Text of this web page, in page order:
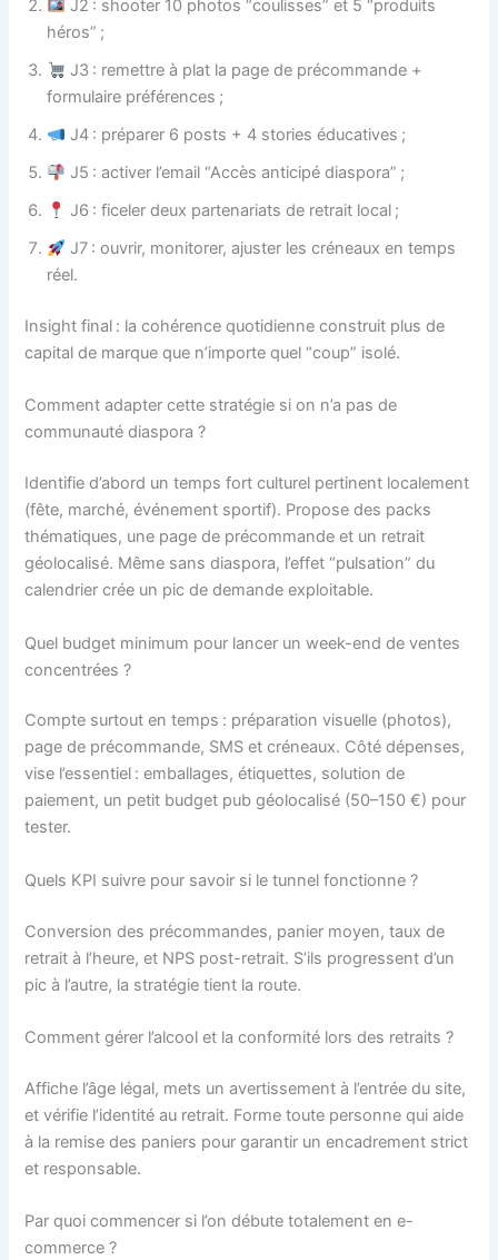
J2 : shooter 10 photos “coulisses” et 5 “produits
héros” ;
J3 : remettre à plat la page de précommande +
formulaire préférences ;
J4 : préparer 6 posts + 4 stories éducatives ;
J5 : activer l’email “Accès anticipé diaspora” ;
J6 : ficeler deux partenariats de retrait local ;
J7 : ouvrir, monitorer, ajuster les créneaux en temps
réel.
Insight final : la cohérence quotidienne construit plus de
capital de marque que n’importe quel “coup” isolé.
Comment adapter cette stratégie si on n’a pas de
communauté diaspora ?
Identifie d’abord un temps fort culturel pertinent localement
(fête, marché, événement sportif). Propose des packs
thématiques, une page de précommande et un retrait
géolocalisé. Même sans diaspora, l’effet “pulsation” du
calendrier crée un pic de demande exploitable.
Quel budget minimum pour lancer un week-end de ventes
concentrées ?
Compte surtout en temps : préparation visuelle (photos),
page de précommande, SMS et créneaux. Côté dépenses,
vise l’essentiel : emballages, étiquettes, solution de
paiement, un petit budget pub géolocalisé (50–150 €) pour
tester.
Quels KPI suivre pour savoir si le tunnel fonctionne ?
Conversion des précommandes, panier moyen, taux de
retrait à l’heure, et NPS post-retrait. S’ils progressent d’un
pic à l’autre, la stratégie tient la route.
Comment gérer l’alcool et la conformité lors des retraits ?
Affiche l’âge légal, mets un avertissement à l’entrée du site,
et vérifie l’identité au retrait. Forme toute personne qui aide
à la remise des paniers pour garantir un encadrement strict
et responsable.
Par quoi commencer si l’on débute totalement en e-
commerce ?